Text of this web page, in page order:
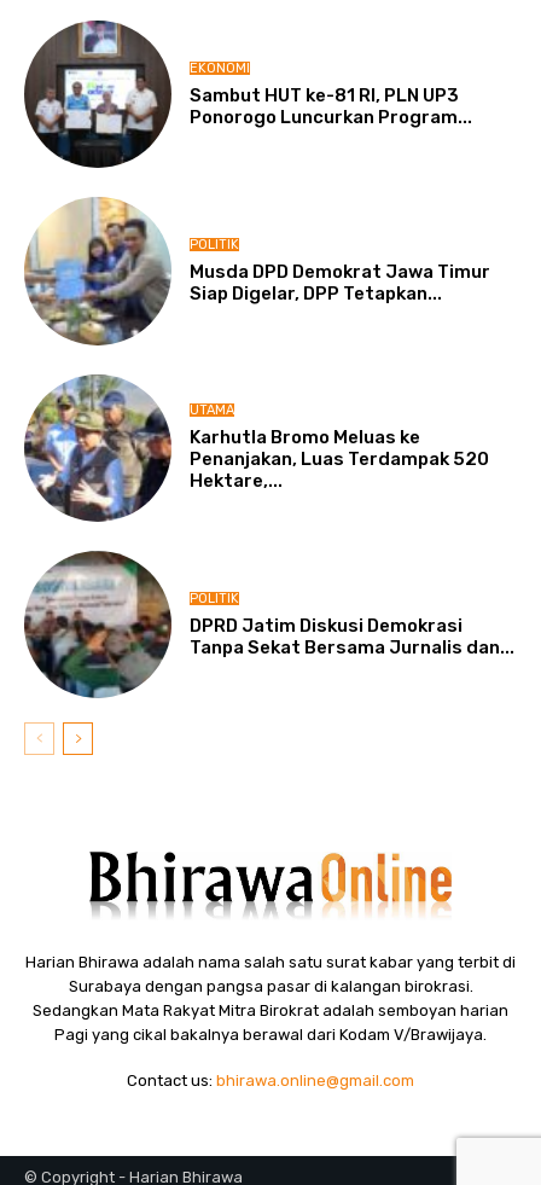
EKONOMI
Sambut HUT ke-81 RI, PLN UP3
Ponorogo Luncurkan Program...
POLITIK
Musda DPD Demokrat Jawa Timur
Siap Digelar, DPP Tetapkan...
UTAMA
Karhutla Bromo Meluas ke
Penanjakan, Luas Terdampak 520
Hektare,...
POLITIK
DPRD Jatim Diskusi Demokrasi
Tanpa Sekat Bersama Jurnalis dan...
Harian Bhirawa adalah nama salah satu surat kabar yang terbit di
Surabaya dengan pangsa pasar di kalangan birokrasi.
Sedangkan Mata Rakyat Mitra Birokrat adalah semboyan harian
Pagi yang cikal bakalnya berawal dari Kodam V/Brawijaya.
Contact us: bhirawa.online@gmail.com
© Copyright - Harian Bhirawa